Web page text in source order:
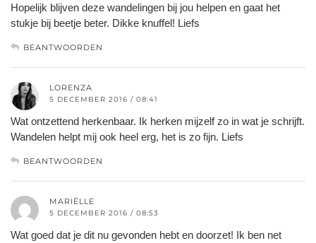
Hopelijk blijven deze wandelingen bij jou helpen en gaat het
stukje bij beetje beter. Dikke knuffel! Liefs
BEANTWOORDEN
LORENZA
5 DECEMBER 2016 / 08:41
Wat ontzettend herkenbaar. Ik herken mijzelf zo in wat je schrijft.
Wandelen helpt mij ook heel erg, het is zo fijn. Liefs
BEANTWOORDEN
MARIËLLE
5 DECEMBER 2016 / 08:53
Wat goed dat je dit nu gevonden hebt en doorzet! Ik ben net